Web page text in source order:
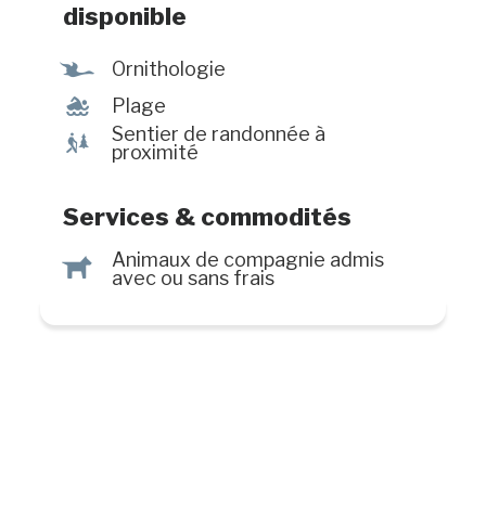
disponible
Ÿ Ornithologie
l Plage
&
Sentier de randonnée à
proximité
Services & commodités
Â
Animaux de compagnie admis
avec ou sans frais